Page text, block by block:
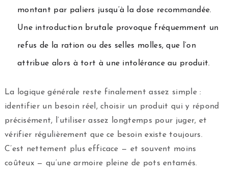
montant par paliers jusqu’à la dose recommandée.
Une introduction brutale provoque fréquemment un
refus de la ration ou des selles molles, que l’on
attribue alors à tort à une intolérance au produit.
La logique générale reste finalement assez simple :
identifier un besoin réel, choisir un produit qui y répond
précisément, l’utiliser assez longtemps pour juger, et
vérifier régulièrement que ce besoin existe toujours.
C’est nettement plus efficace — et souvent moins
coûteux — qu’une armoire pleine de pots entamés.